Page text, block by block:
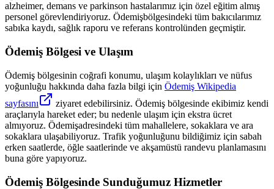
alzheimer, demans ve parkinson hastalarımız için özel eğitim almış
personel görevlendiriyoruz. Ödemişbölgesindeki tüm bakıcılarımız
sabıka kaydı, sağlık raporu ve referans kontrolünden geçmiştir.
Ödemiş Bölgesi ve Ulaşım
Ödemiş bölgesinin coğrafi konumu, ulaşım kolaylıkları ve nüfus
yoğunluğu hakkında daha fazla bilgi için Ödemiş Wikipedia
sayfasını
ziyaret edebilirsiniz. Ödemiş bölgesinde ekibimiz kendi
araçlarıyla hareket eder; bu nedenle ulaşım için ekstra ücret
almıyoruz. Ödemişadresindeki tüm mahallelere, sokaklara ve ara
sokaklara ulaşabiliyoruz. Trafik yoğunluğunu bildiğimiz için sabah
erken saatlerde, öğle saatlerinde ve akşamüstü randevu planlamasını
buna göre yapıyoruz.
Ödemiş Bölgesinde Sunduğumuz Hizmetler